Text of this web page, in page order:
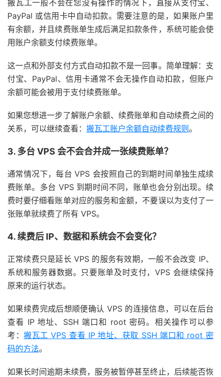
搬瓦工一般不会在您没有操作的情况下，直接从支付宝、
PayPal 或信用卡中自动扣款。需要注意的是，如果账户里
有余额，并且续费账单生成后满足扣款条件，系统可能会使
用账户余额支付续费账单。
这一点和外部支付方式自动扣款不是一回事。简单理解：支
付宝、PayPal、信用卡通常不会无操作自动扣款，但账户
余额可能会被用于支付续费账单。
如果您想进一步了解账户余额、续费账单和自动续费之间的
关系，可以继续查看： 搬瓦工账户余额自动续费规则。
3. 多台 VPS 会不会合并成一张续费账单？
通常情况下，每台 VPS 会按照自己的到期时间单独生成续
费账单。多台 VPS 到期时间不同，账单也会分别出现。续
费时要仔细看账单对应的服务和金额，不要误以为支付了一
张账单就续费了所有 VPS。
4. 续费后 IP、数据和系统会不会变化？
正常续费只是延长 VPS 的服务有效期，一般不会改变 IP、
系统和服务器数据。只要账单及时支付，VPS 会继续保持
原来的运行状态。
如果续费完成后想顺便确认 VPS 的连接信息，可以在后台
查看 IP 地址、SSH 端口和 root 密码。相关操作可以参
考：搬瓦工 VPS 查看 IP 地址、获取 SSH 端口和 root 密
码的方法。
如果长时间逾期未续费，服务被暂停甚至终止，后续能否恢